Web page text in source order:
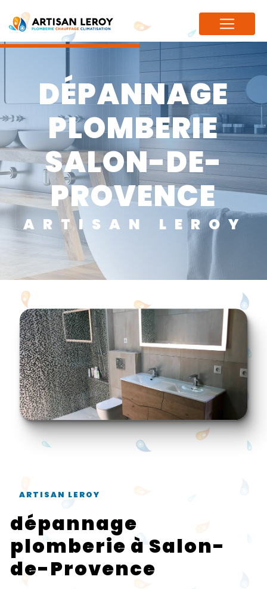
DÉPANNAGE
PLOMBERIE
SALON-DE-
PROVENCE
ARTISAN LEROY
ARTISAN LEROY
dépannage
plomberie à Salon-
de-Provence